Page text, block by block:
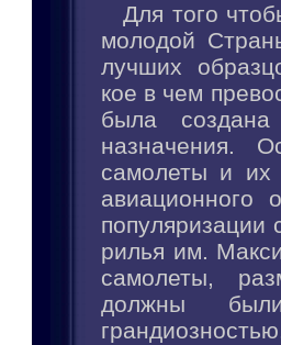
Для того
молодой
лучших
кое в чем
была создана
назначения.
самолеты и их
авиационного
популяризации
рилья им.
самолеты,
должны